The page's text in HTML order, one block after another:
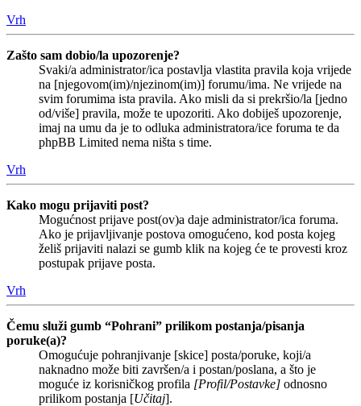
Vrh
Zašto sam dobio/la upozorenje?
Svaki/a administrator/ica postavlja vlastita pravila koja vrijede
na [njegovom(im)/njezinom(im)] forumu/ima. Ne vrijede na
svim forumima ista pravila. Ako misli da si prekršio/la [jedno
od/više] pravila, može te upozoriti. Ako dobiješ upozorenje,
imaj na umu da je to odluka administratora/ice foruma te da
phpBB Limited nema ništa s time.
Vrh
Kako mogu prijaviti post?
Mogućnost prijave post(ov)a daje administrator/ica foruma.
Ako je prijavljivanje postova omogućeno, kod posta kojeg
želiš prijaviti nalazi se gumb klik na kojeg će te provesti kroz
postupak prijave posta.
Vrh
Čemu služi gumb “Pohrani” prilikom postanja/pisanja
poruke(a)?
Omogućuje pohranjivanje [skice] posta/poruke, koji/a
naknadno može biti završen/a i postan/poslana, a što je
moguće iz korisničkog profila [Profil/Postavke] odnosno
prilikom postanja [Učitaj].